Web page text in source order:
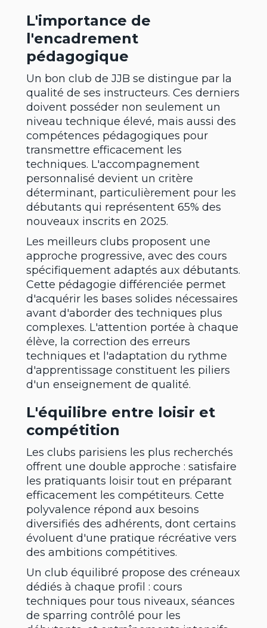
L'importance de
l'encadrement
pédagogique
Un bon club de JJB se distingue par la
qualité de ses instructeurs. Ces derniers
doivent posséder non seulement un
niveau technique élevé, mais aussi des
compétences pédagogiques pour
transmettre efficacement les
techniques. L'accompagnement
personnalisé devient un critère
déterminant, particulièrement pour les
débutants qui représentent 65% des
nouveaux inscrits en 2025.
Les meilleurs clubs proposent une
approche progressive, avec des cours
spécifiquement adaptés aux débutants.
Cette pédagogie différenciée permet
d'acquérir les bases solides nécessaires
avant d'aborder des techniques plus
complexes. L'attention portée à chaque
élève, la correction des erreurs
techniques et l'adaptation du rythme
d'apprentissage constituent les piliers
d'un enseignement de qualité.
L'équilibre entre loisir et
compétition
Les clubs parisiens les plus recherchés
offrent une double approche : satisfaire
les pratiquants loisir tout en préparant
efficacement les compétiteurs. Cette
polyvalence répond aux besoins
diversifiés des adhérents, dont certains
évoluent d'une pratique récréative vers
des ambitions compétitives.
Un club équilibré propose des créneaux
dédiés à chaque profil : cours
techniques pour tous niveaux, séances
de sparring contrôlé pour les